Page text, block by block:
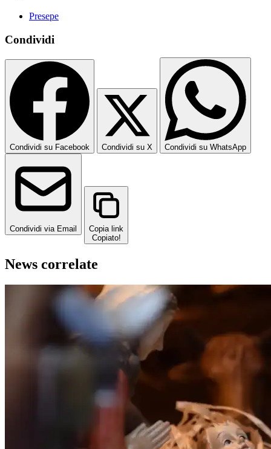
Presepe
Condividi
Condividi su Facebook Condividi su X Condividi su WhatsApp
Condividi via Email
Copia link
Copiato!
News correlate